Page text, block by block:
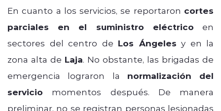
En cuanto a los servicios, se reportaron cortes
parciales en el suministro eléctrico en
sectores del centro de Los Ángeles y en la
zona alta de Laja. No obstante, las brigadas de
emergencia lograron la normalización del
servicio momentos después. De manera
preliminar, no se registran personas lesionadas